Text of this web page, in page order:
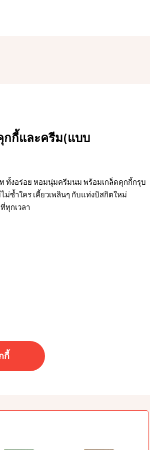
กกี้และครีม(แบบ
ท ทั้งอร่อย หอมนุ่มครีมนม พร้อมเกล็ดคุกกี้กรุบ
ม่ซ้ำใคร เคี้ยวเพลินๆ กับแท่งบิสกิตใหม่
ทุกเวลา
กี้